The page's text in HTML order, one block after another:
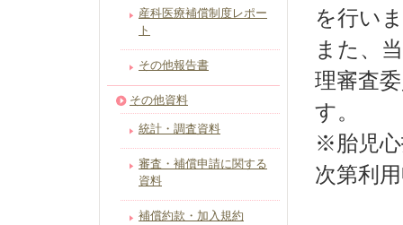
を行い
また、
理審査
す。
※胎児心
次第利
産科医療補償制度レポー
ト
その他報告書
その他資料
統計・調査資料
審査・補償申請に関する
資料
補償約款・加入規約